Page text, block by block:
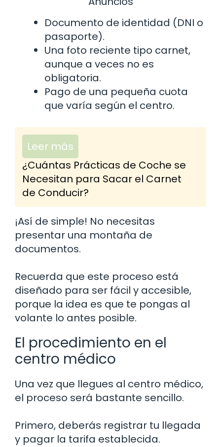
Documento de identidad (DNI o
pasaporte).
Una foto reciente tipo carnet,
aunque a veces no es
obligatoria.
Pago de una pequeña cuota
que varía según el centro.
Leer más
¿Cuántas Prácticas de Coche se
Necesitan para Sacar el Carnet
de Conducir?
¡Así de simple! No necesitas
presentar una montaña de
documentos.
Recuerda que este proceso está
diseñado para ser fácil y accesible,
porque la idea es que te pongas al
volante lo antes posible.
El procedimiento en el
centro médico
Una vez que llegues al centro médico,
el proceso será bastante sencillo.
Primero, deberás registrar tu llegada
y pagar la tarifa establecida.